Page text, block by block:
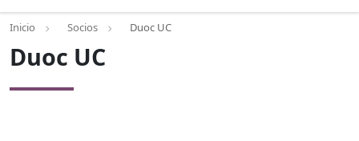
Inicio Socios Duoc UC
Duoc UC